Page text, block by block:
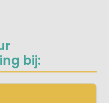
bij: